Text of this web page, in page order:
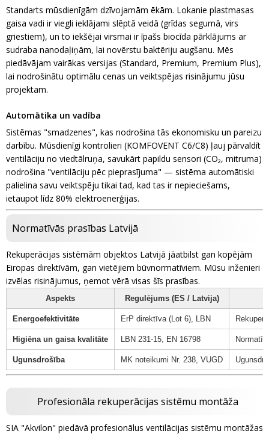
Standarts mūsdienīgām dzīvojamām ēkām. Lokanie plastmasas
gaisa vadi ir viegli ieklājami slēptā veidā (grīdas segumā, virs
griestiem), un to iekšējai virsmai ir īpašs biocīda pārklājums ar
sudraba nanodaļiņām, lai novērstu baktēriju augšanu. Mēs
piedāvājam vairākas versijas (Standard, Premium, Premium Plus),
lai nodrošinātu optimālu cenas un veiktspējas risinājumu jūsu
projektam.
Automātika un vadība
Sistēmas "smadzenes", kas nodrošina tās ekonomisku un pareizu
darbību. Mūsdienīgi kontrolieri (KOMFOVENT C6/C8) ļauj pārvaldīt
ventilāciju no viedtālruņa, savukārt papildu sensori (CO₂, mitruma)
nodrošina "ventilāciju pēc pieprasījuma" — sistēma automātiski
palielina savu veiktspēju tikai tad, kad tas ir nepieciešams,
ietaupot līdz 80% elektroenerģijas.
Normatīvās prasības Latvijā
Rekuperācijas sistēmām objektos Latvijā jāatbilst gan kopējām
Eiropas direktīvām, gan vietējiem būvnormatīviem. Mūsu inženieri
izvēlas risinājumus, ņemot vērā visas šīs prasības.
Aspekts Regulējums (ES / Latvija)
Energoefektivitāte ErP direktīva (Lot 6), LBN
Higiēna un gaisa kvalitāte LBN 231-15, EN 16798
Ugunsdrošība MK noteikumi Nr. 238, VUGD
Profesionāla rekuperācijas sistēmu montāža
SIA "Akvilon" piedāvā profesionālus ventilācijas sistēmu montāžas